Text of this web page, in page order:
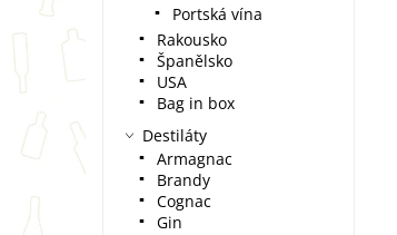
Portská vína
Rakousko
Španělsko
USA
Bag in box
Destiláty
Armagnac
Brandy
Cognac
Gin